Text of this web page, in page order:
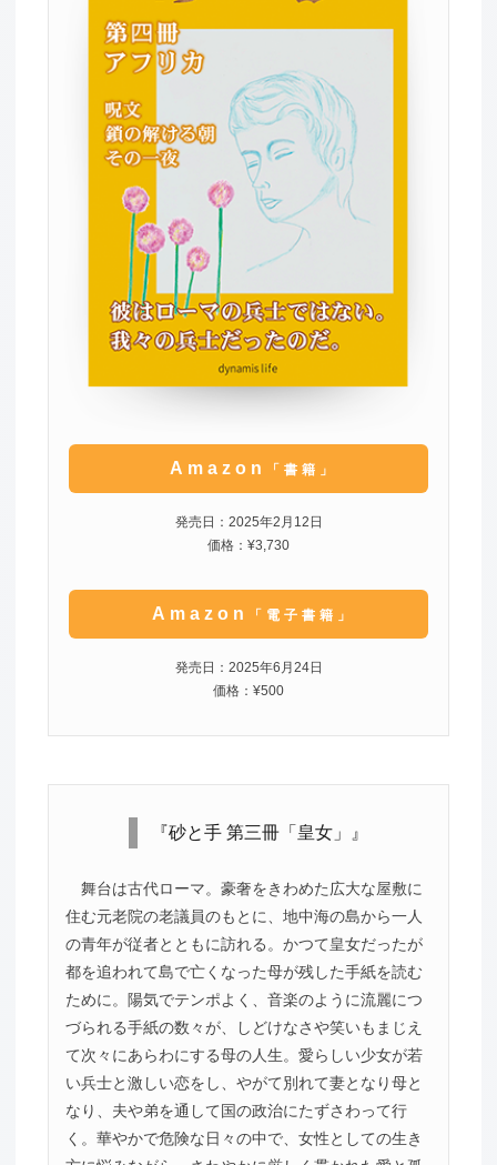
Amazon 「書籍」
発売日：2025年2月12日
価格：¥3,730
Amazon 「電子書籍」
発売日：2025年6月24日
価格：¥500
『砂と手 第三冊「皇女」』
舞台は古代ローマ。豪奢をきわめた広大な屋敷に
住む元老院の老議員のもとに、地中海の島から一人
の青年が従者とともに訪れる。かつて皇女だったが
都を追われて島で亡くなった母が残した手紙を読む
ために。陽気でテンポよく、音楽のように流麗につ
づられる手紙の数々が、しどけなさや笑いもまじえ
て次々にあらわにする母の人生。愛らしい少女が若
い兵士と激しい恋をし、やがて別れて妻となり母と
なり、夫や弟を通して国の政治にたずさわって行
く。華やかで危険な日々の中で、女性としての生き